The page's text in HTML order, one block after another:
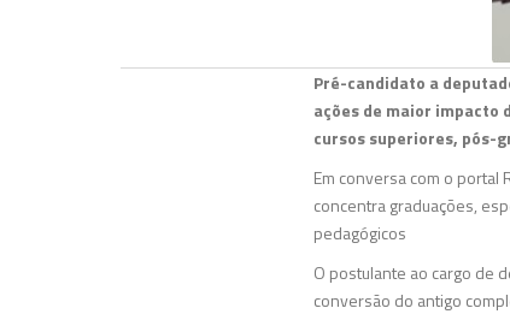
Pré-candidato a
ações de maior impacto
cursos superiores, pós-
Em conversa com o portal
concentra graduações,
pedagógicos
O postulante ao cargo de
conversão do antigo